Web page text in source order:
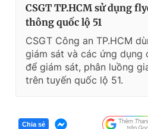
CSGT TP.HCM sử dụng
thông quốc lộ 51
CSGT Công an TP.HCM
giám sát và các ứng dụng
để giám sát, phân luồng
trên tuyến quốc lộ 51.
Chia sẻ